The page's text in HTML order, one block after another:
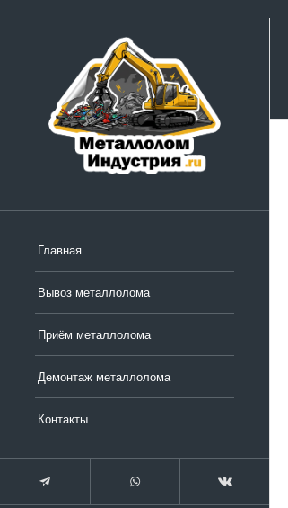
Главная
Вывоз металлолома
Приём металлолома
Демонтаж металлолома
Контакты